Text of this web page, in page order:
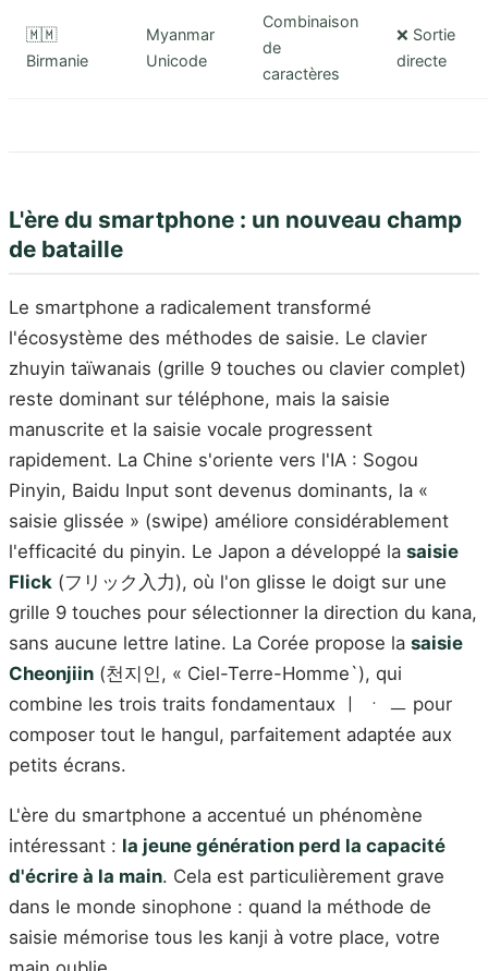
🇲🇲
Birmanie
Myanmar
Unicode
Combinaison
de
caractères
❌ Sortie
directe
L'ère du smartphone : un nouveau champ
de bataille
Le smartphone a radicalement transformé
l'écosystème des méthodes de saisie. Le clavier
zhuyin taïwanais (grille 9 touches ou clavier complet)
reste dominant sur téléphone, mais la saisie
manuscrite et la saisie vocale progressent
rapidement. La Chine s'oriente vers l'IA : Sogou
Pinyin, Baidu Input sont devenus dominants, la «
saisie glissée » (swipe) améliore considérablement
l'efficacité du pinyin. Le Japon a développé la saisie
Flick (フリック入力), où l'on glisse le doigt sur une
grille 9 touches pour sélectionner la direction du kana,
sans aucune lettre latine. La Corée propose la saisie
Cheonjiin (천지인, « Ciel-Terre-Homme`), qui
combine les trois traits fondamentaux ㅣ ㆍ ㅡ pour
composer tout le hangul, parfaitement adaptée aux
petits écrans.
L'ère du smartphone a accentué un phénomène
intéressant : la jeune génération perd la capacité
d'écrire à la main. Cela est particulièrement grave
dans le monde sinophone : quand la méthode de
saisie mémorise tous les kanji à votre place, votre